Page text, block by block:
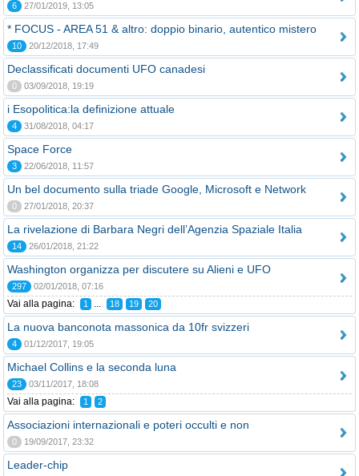
6 27/01/2019, 13:05
* FOCUS - AREA 51 & altro: doppio binario, autentico mistero
10 20/12/2018, 17:49
Declassificati documenti UFO canadesi
0 03/09/2018, 19:19
i Esopolitica:la definizione attuale
4 31/08/2018, 04:17
Space Force
3 22/06/2018, 11:57
Un bel documento sulla triade Google, Microsoft e Network
0 27/01/2018, 20:37
La rivelazione di Barbara Negri dell’Agenzia Spaziale Italia
14 26/01/2018, 21:22
Washington organizza per discutere su Alieni e UFO
297 02/01/2018, 07:16
Vai alla pagina: 1 ... 18 19 20
La nuova banconota massonica da 10fr svizzeri
4 01/12/2017, 19:05
Michael Collins e la seconda luna
23 03/11/2017, 18:08
Vai alla pagina: 1 2
Associazioni internazionali e poteri occulti e non
0 19/09/2017, 23:32
Leader-chip